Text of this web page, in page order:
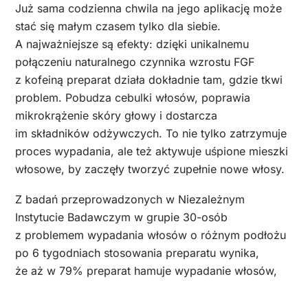
Już sama codzienna chwila na jego aplikację może
stać się małym czasem tylko dla siebie.
A najważniejsze są efekty: dzięki unikalnemu
połączeniu naturalnego czynnika wzrostu FGF
z kofeiną preparat działa dokładnie tam, gdzie tkwi
problem. Pobudza cebulki włosów, poprawia
mikrokrążenie skóry głowy i dostarcza
im składników odżywczych. To nie tylko zatrzymuje
proces wypadania, ale też aktywuje uśpione mieszki
włosowe, by zaczęły tworzyć zupełnie nowe włosy.
Z badań przeprowadzonych w Niezależnym
Instytucie Badawczym w grupie 30-osób
z problemem wypadania włosów o różnym podłożu
po 6 tygodniach stosowania preparatu wynika,
że aż w 79% preparat hamuje wypadanie włosów,